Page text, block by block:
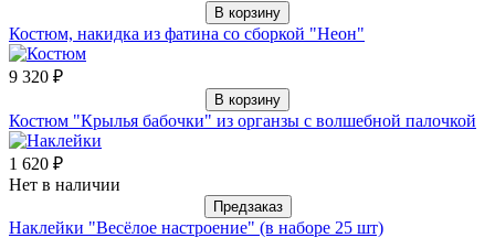
В корзину
Костюм, накидка из фатина со сборкой "Неон"
9 320 ₽
В корзину
Костюм "Крылья бабочки" из органзы с волшебной палочкой
1 620 ₽
Нет в наличии
Предзаказ
Наклейки "Весёлое настроение" (в наборе 25 шт)